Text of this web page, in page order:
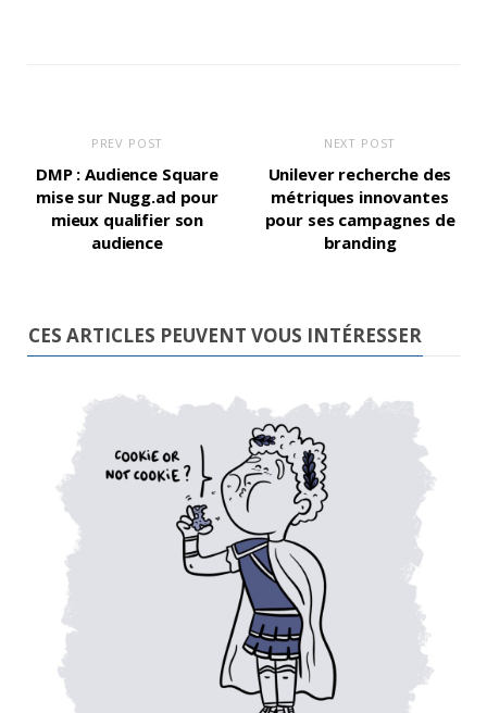
PREV POST
DMP : Audience Square
mise sur Nugg.ad pour
mieux qualifier son
audience
NEXT POST
Unilever recherche des
métriques innovantes
pour ses campagnes de
branding
CES ARTICLES PEUVENT VOUS INTÉRESSER